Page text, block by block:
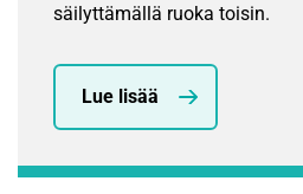
säilyttämällä ruoka toisin.
Lue lisää